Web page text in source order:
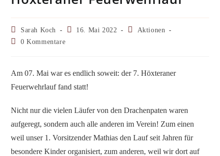
Beitrags-
Autor:
Sarah Koch
Beitrag16. Mai 2022
Beitrags-
Aktionen
Beitrags-
0 Kommentare
Am 07. Mai war es endlich soweit: der 7. Höxteraner
Feuerwehrlauf fand statt!
Nicht nur die vielen Läufer von den Drachenpaten waren
aufgeregt, sondern auch alle anderen im Verein! Zum einen
weil unser 1. Vorsitzender Mathias den Lauf seit Jahren für
besondere Kinder organisiert, zum anderen, weil wir dort auf